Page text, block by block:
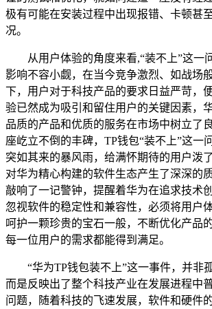
极有可能在安装过程中出现报错、卡顿甚
况。
从用户体验的角度来看,“装不上”这一
影响不容小觑，在当今竞争激烈、如战场
下，用户对于科技产品的要求日益严苛，
验已然成为吸引和留住用户的关键因素，
品质的产品和优质的服务在市场中树立了
座屹立不倒的丰碑，TP钱包“装不上”这一
突如其来的暴风雨，给满怀期待的用户泼
对华为精心构建的软件生态产生了深深的
敲响了一记警钟，提醒着华为在追求技术
忽视软件的稳定性和兼容性，必须将用户
呵护一颗珍贵的宝石一般，不断优化产品
每一位用户的需求都能得到满足。
“华为TP钱包装不上”这一事件，并非
而是反映出了整个科技产业在发展进程中
问题，随着科技的飞速发展，软件和硬件